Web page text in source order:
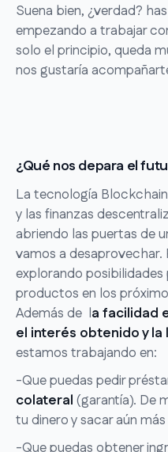
Suena bien, ¿verdad?
empezando a trabajar
solo el principio, queda
nos gustaría
¿Qué nos depara el
La tecnología
y las finanzas
abriendo las puertas de
vamos a desaprovechar.
explorando
productos en los
Además de la facilidad
el interés obtenido y la
estamos trabajando en:
-Que puedas pedir
colateral (garantía). De
tu dinero y sacar aún
-Que puedas obtener